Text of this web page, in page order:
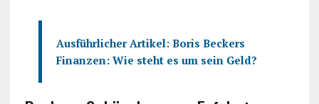
Ausführlicher Artikel: Boris Beckers
Finanzen: Wie steht es um sein Geld?